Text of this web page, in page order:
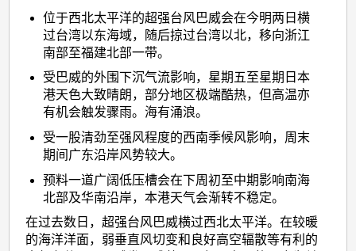
位于西北太平洋的超强台风巴威会在今明两日横
过台湾以东海域，随后掠过台湾以北，移向浙江
南部至福建北部一带。
受巴威的外围下沉气流影响，星期五至星期日本
港天色大致晴朗，部分地区极端酷热，但高温亦
有机会触发骤雨。海有涌浪。
受一股清劲至强风程度的西南季候风影响，周末
期间广东沿岸风势较大。
预料一道广阔低压槽会在下周初至中期影响南海
北部及华南沿岸，本港天气会渐转不稳定。
在过去数日，超强台风巴威横过西北太平洋。在较暖
的海洋洋面，弱垂直风切变和良好高空辐散等有利的